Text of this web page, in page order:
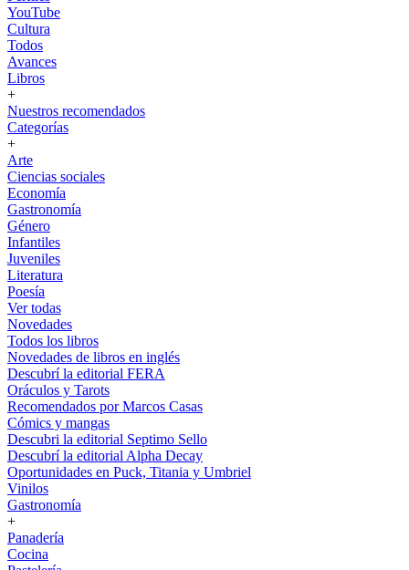
YouTube
Cultura
Todos
Avances
Libros
+
Nuestros recomendados
Categorías
+
Arte
Ciencias sociales
Economía
Gastronomía
Género
Infantiles
Juveniles
Literatura
Poesía
Ver todas
Novedades
Todos los libros
Novedades de libros en inglés
Descubrí la editorial FERA
Oráculos y Tarots
Recomendados por Marcos Casas
Cómics y mangas
Descubri la editorial Septimo Sello
Descubrí la editorial Alpha Decay
Oportunidades en Puck, Titania y Umbriel
Vinilos
Gastronomía
+
Panadería
Cocina